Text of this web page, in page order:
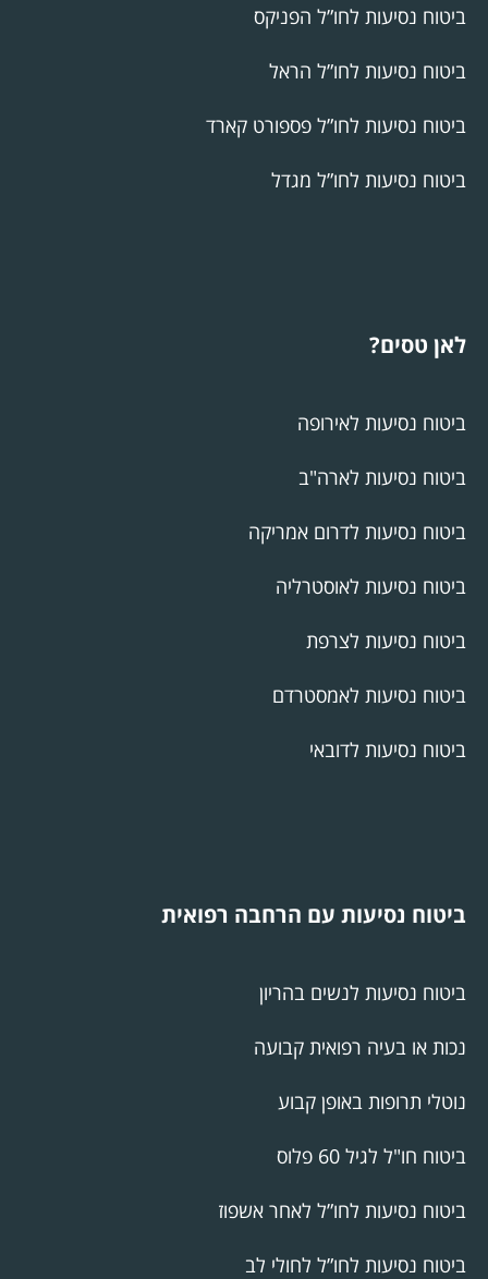
ביטוח נסיעות לחו”ל הפניקס
ביטוח נסיעות לחו”ל הראל
ביטוח נסיעות לחו”ל פספורט קארד
ביטוח נסיעות לחו”ל מגדל
לאן טסים?
ביטוח נסיעות לאירופה
ביטוח נסיעות לארה"ב
ביטוח נסיעות לדרום אמריקה
ביטוח נסיעות לאוסטרליה
ביטוח נסיעות לצרפת
ביטוח נסיעות לאמסטרדם
ביטוח נסיעות לדובאי
ביטוח נסיעות עם הרחבה רפואית
ביטוח נסיעות לנשים בהריון
נכות או בעיה רפואית קבועה
נוטלי תרופות באופן קבוע
ביטוח חו"ל לגיל 60 פלוס
ביטוח נסיעות לחו”ל לאחר אשפוז
ביטוח נסיעות לחו”ל לחולי לב